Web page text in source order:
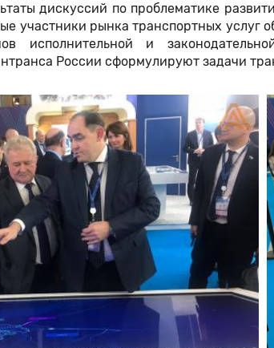
дискуссий по проблематике
участники рынка транспортных
исполнительной и
России сформулируют задачи